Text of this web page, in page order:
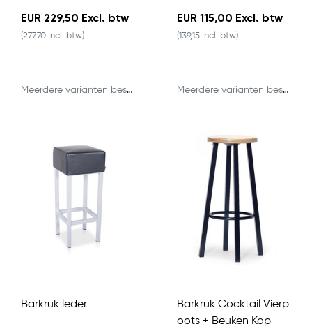
EUR 229,50 Excl. btw
(277,70 Incl. btw)
Meerdere varianten beschikbaar
EUR 115,00 Excl. btw
(139,15 Incl. btw)
Meerdere varianten beschikbaar
Barkruk leder
Barkruk Cocktail Vierp
oots + Beuken Kop